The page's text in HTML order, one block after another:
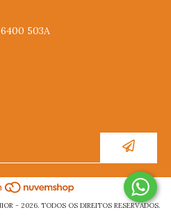
503A
- 2026. TODOS OS DIREITOS RESERVADOS.